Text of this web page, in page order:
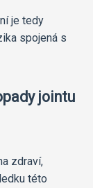
je tedy
spojená s
jointu
zdraví,
této